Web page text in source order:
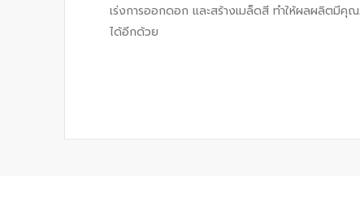
เร่งการออกดอก และสร้างเมล็ดสี ทำให้ผลผลิตมี
ได้อีกด้วย